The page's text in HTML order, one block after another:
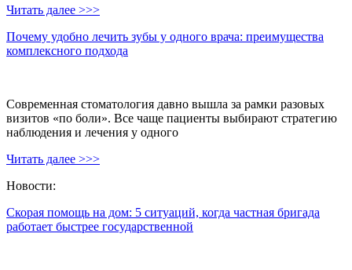
Читать далее >>>
Почему удобно лечить зубы у одного врача: преимущества
комплексного подхода
Современная стоматология давно вышла за рамки разовых
визитов «по боли». Все чаще пациенты выбирают стратегию
наблюдения и лечения у одного
Читать далее >>>
Новости:
Скорая помощь на дом: 5 ситуаций, когда частная бригада
работает быстрее государственной